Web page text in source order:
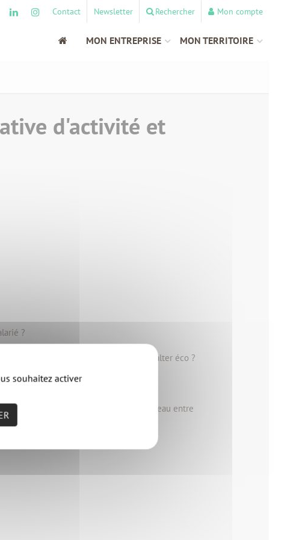
Contact Newsletter Rechercher Mon compte
MON ENTREPRISE MON TERRITOIRE
d'activité et
?
lors d'une prochaine permanence à l'alter éco ?
de l'Ouvre-Boites, une mise en réseau entre
souhaitez activer